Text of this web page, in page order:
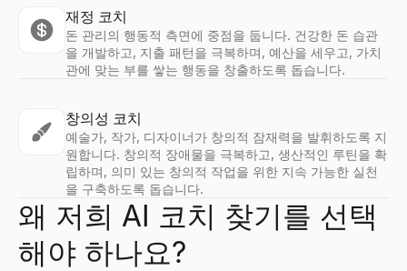
재정 코치
돈 관리의 행동적 측면에 중점을 둡니다. 건강한 돈 습관
을 개발하고, 지출 패턴을 극복하며, 예산을 세우고, 가치
관에 맞는 부를 쌓는 행동을 창출하도록 돕습니다.
창의성 코치
예술가, 작가, 디자이너가 창의적 잠재력을 발휘하도록 지
원합니다. 창의적 장애물을 극복하고, 생산적인 루틴을 확
립하며, 의미 있는 창의적 작업을 위한 지속 가능한 실천
을 구축하도록 돕습니다.
왜 저희 AI 코치 찾기를 선택
해야 하나요?